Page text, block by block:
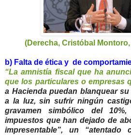
(Derecha, Cristóbal
b) Falta de ética y de
“La amnistía fiscal que ha
que los particulares o empresas
a Hacienda puedan blanquear
a la luz, sin sufrir ningún
gravamen simbólico del
impuestos que han dejado de
impresentable”, un